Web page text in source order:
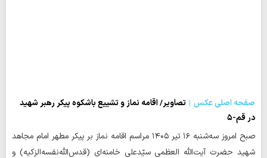
صفحه اصلی عکس
تصاویر/ اقامه نماز و تشییع باشکوه پیکر رهبر شهید
در قم-۵
صبح امروز سه‌شنبه ۱۶ تیر ۱۴۰۵ مراسم اقامه نماز بر پیکر مطهر امام مجاهد
شهید حضرت آیت‌الله العظمی سیّدعلی خامنه‌ای (قدس‌الله‌نفسه‌الزکیه) و